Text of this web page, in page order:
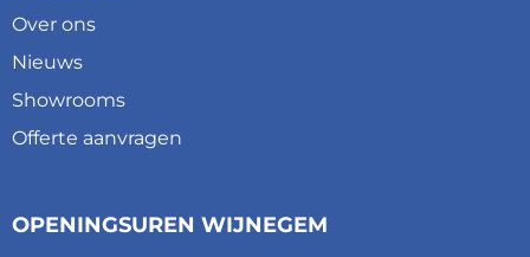
Over ons
Nieuws
Showrooms
Offerte aanvragen
OPENINGSUREN WIJNEGEM